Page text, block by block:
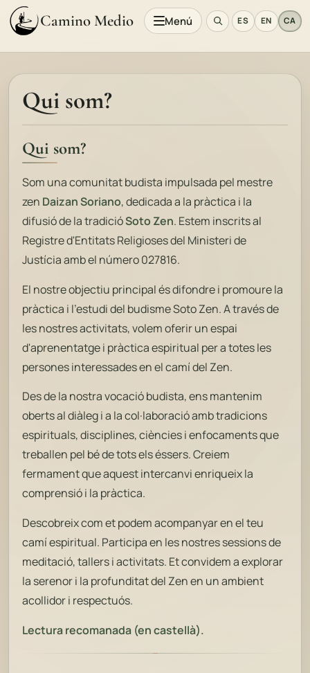
Camino Medio Menú ES EN CA
Qui som?
Qui som?
Som una comunitat budista impulsada pel mestre
zen Daizan Soriano, dedicada a la pràctica i la
difusió de la tradicióSoto Zen. Estem inscrits al
Registre d'Entitats Religioses del Ministeri de
Justícia amb el número 027816.
El nostre objectiu principal és difondre i promoure la
pràctica i l'estudi del budisme Soto Zen. A través de
les nostres activitats, volem oferir un espai
d'aprenentatge i pràctica espiritual per a totes les
persones interessades en el camí del Zen.
Des de la nostra vocació budista, ens mantenim
oberts al diàleg i a la col·laboració amb tradicions
espirituals, disciplines, ciències i enfocaments que
treballen pel bé de tots els éssers. Creiem
fermament que aquest intercanvi enriqueix la
comprensió i la pràctica.
Descobreix com et podem acompanyar en el teu
camí espiritual. Participa en les nostres sessions de
meditació, tallers i activitats. Et convidem a explorar
la serenor i la profunditat del Zen en un ambient
acollidor i respectuós.
Lectura recomanada (en castellà).